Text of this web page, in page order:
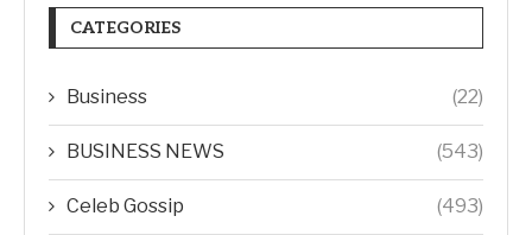
CATEGORIES
Business (22)
BUSINESS NEWS (543)
Celeb Gossip (493)